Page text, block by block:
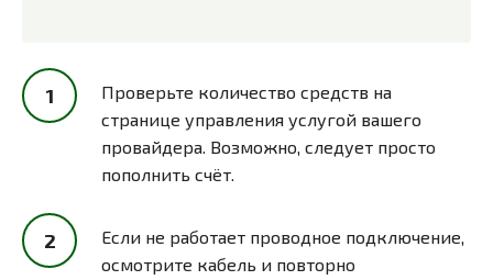
Проверьте количество средств на
странице управления услугой вашего
провайдера. Возможно, следует просто
пополнить счёт.
Если не работает проводное подключение,
осмотрите кабель и повторно